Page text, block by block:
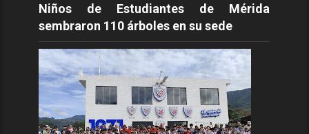
Niños de Estudiantes de Mérida
sembraron 110 árboles en su sede